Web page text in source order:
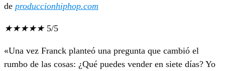
de produccionhiphop.com
★★★★★ 5/5
«Una vez Franck planteó una pregunta que cambió el
rumbo de las cosas: ¿Qué puedes vender en siete días? Yo